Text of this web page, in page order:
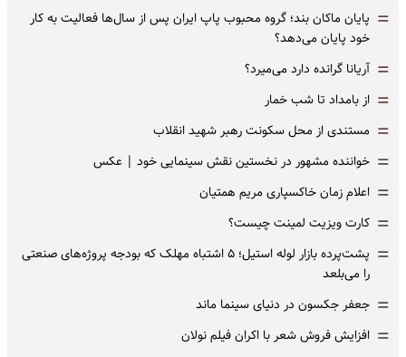
= پایان ماکان بند؛ گروه محبوب پاپ ایران پس از سال‌ها فعالیت به کار
خود پایان می‌دهد؟
= آریانا گرانده دارد می‌میرد؟
= از بامداد تا شب خمار
= مستندی از محل سکونت رهبر شهید انقلاب
= خواننده مشهور در نخستین نقش سینمایی خود |‌ عکس
= اعلام زمان خاکسپاری مریم همتیان
= کارت ویزیت لمینت چیست؟
=
پشت‌پرده بازار لوله استیل؛ ۵ اشتباه مهلک که بودجه پروژه‌های صنعتی
را می‌بلعد
= جعفر جکسون در دنیای سینما ماند
= افزایش فروش شعر با اکران فیلم نولان